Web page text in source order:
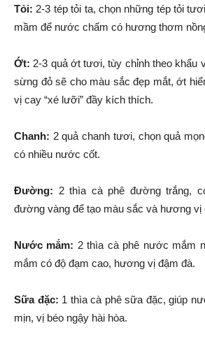
Tỏi: 2-3 tép tỏi ta, chọn những tép tỏi
mầm để nước chấm có hương thơm
Ớt: 2-3 quả ớt tươi, tùy chỉnh theo khẩu
sừng đỏ sẽ cho màu sắc đẹp mắt, ớt
vị cay “xé lưỡi” đầy kích thích.
Chanh: 2 quả chanh tươi, chọn quả
có nhiều nước cốt.
Đường: 2 thìa cà phê đường trắng,
đường vàng để tạo màu sắc và hương vị
Nước mắm: 2 thìa cà phê nước mắm
mắm có độ đạm cao, hương vị đậm đà.
Sữa đặc: 1 thìa cà phê sữa đặc, giúp
mịn, vị béo ngậy hài hòa.